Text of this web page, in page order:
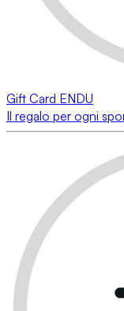
Gift Card ENDU
Il regalo per ogni